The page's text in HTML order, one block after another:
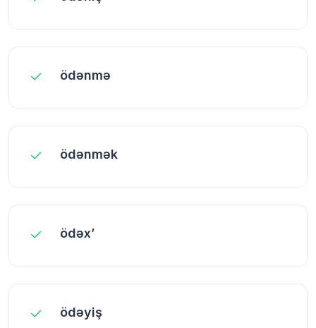
ödənmə
ödənmək
ödəx’
ödəyiş